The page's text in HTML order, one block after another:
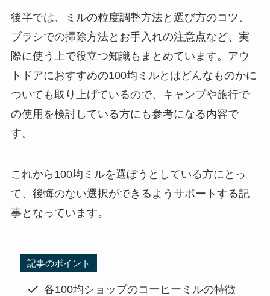
後半では、ミルの粒度調整方法と選び方のコツ、
ブラシでの掃除方法とお手入れの注意点など、実
際に使う上で役立つ知識もまとめています。アウ
トドアにおすすめの100均ミルとはどんなものかに
ついても取り上げているので、キャンプや旅行で
の使用を検討している方にも参考になる内容で
す。
これから100均ミルを選ぼうとしている方にとっ
て、後悔のない選択ができるようサポートする記
事となっています。
記事のポイント
各100均ショップのコーヒーミルの特徴